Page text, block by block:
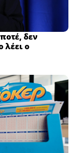
δεν
λέει ο